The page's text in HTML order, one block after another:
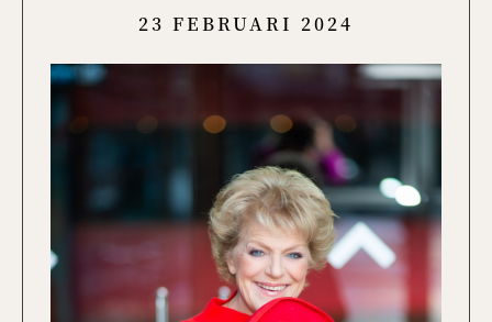
23 FEBRUARI 2024